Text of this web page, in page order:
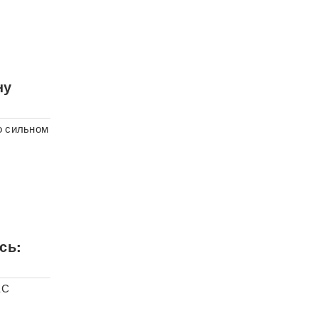
сильном